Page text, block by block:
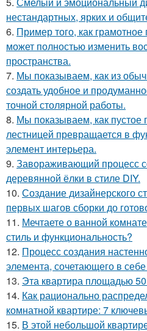
нестандартных, ярких и
6. Пример того, как
может полностью изменить
пространства.
7. Мы показываем, как из
создать удобное и
точной столярной работы.
8. Мы показываем, как пустое
лестницей превращается в
элемент интерьера.
9. Завораживающий процесс
деревянной ёлки в стиле DIY.
10. Создание дизайнерского
первых шагов сборки до
11. Мечтаете о ванной
стиль и функциональность?
12. Процесс создания
элемента, сочетающего в себе
13. Эта квартира площадью 50
14. Как рационально
комнатной квартире: 7
15. В этой небольшой